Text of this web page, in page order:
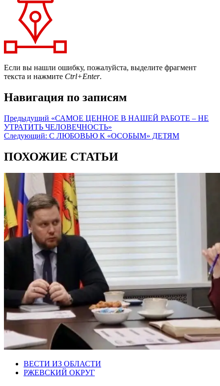
Если вы нашли ошибку, пожалуйста, выделите фрагмент
текста и нажмите Ctrl+Enter.
Навигация по записям
Предыдущий «САМОЕ ЦЕННОЕ В НАШЕЙ РАБОТЕ – НЕ
УТРАТИТЬ ЧЕЛОВЕЧНОСТЬ»
Следующий: С ЛЮБОВЬЮ К «ОСОБЫМ» ДЕТЯМ
ПОХОЖИЕ СТАТЬИ
ВЕСТИ ИЗ ОБЛАСТИ
РЖЕВСКИЙ ОКРУГ